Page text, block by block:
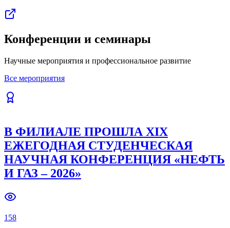
Конференции и семинары
Научные мероприятия и профессиональное развитие
Все мероприятия
В ФИЛИАЛЕ ПРОШЛА XIX
ЕЖЕГОДНАЯ СТУДЕНЧЕСКАЯ
НАУЧНАЯ КОНФЕРЕНЦИЯ «НЕФТЬ
И ГАЗ – 2026»
158